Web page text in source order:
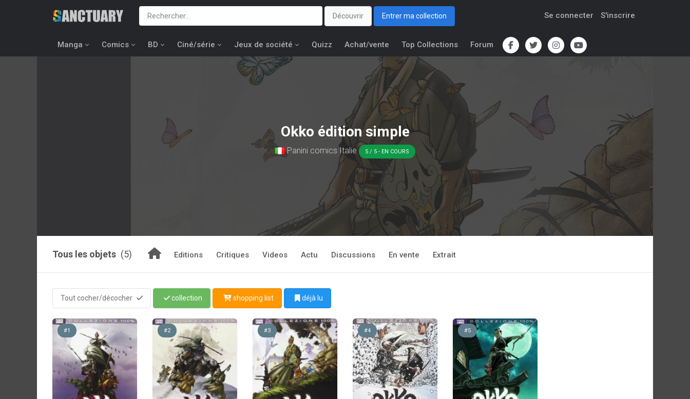
Découvrir Entrer ma collection Se connecter S'inscrire
Manga Comics BD Ciné/série Jeux de société Quizz Achat/vente Top Collections Forum
Okko édition simple
Panini comics Italie 5 / 5 - EN COURS
Tous les objets (5) Editions Critiques Videos Actu Discussions En vente Extrait
Tout cocher/décocher collection shopping list déjà lu
#1 #2 #3 #4 #5